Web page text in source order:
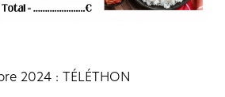
2024 : TÉLÉTHON